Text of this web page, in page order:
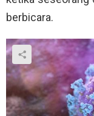
berbicara.